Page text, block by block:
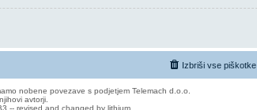
Izbriši vse piškotke
nobene povezave s podjetjem Telemach d.o.o.
avtorji.
-- revised and changed by lithium